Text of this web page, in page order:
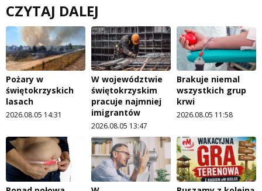
CZYTAJ DALEJ
Pożary w
świętokrzyskich
lasach
2026.08.05 14:31
W województwie
świętokrzyskim
pracuje najmniej
imigrantów
2026.08.05 13:47
Brakuje niemal
wszystkich grup
krwi
2026.08.05 11:58